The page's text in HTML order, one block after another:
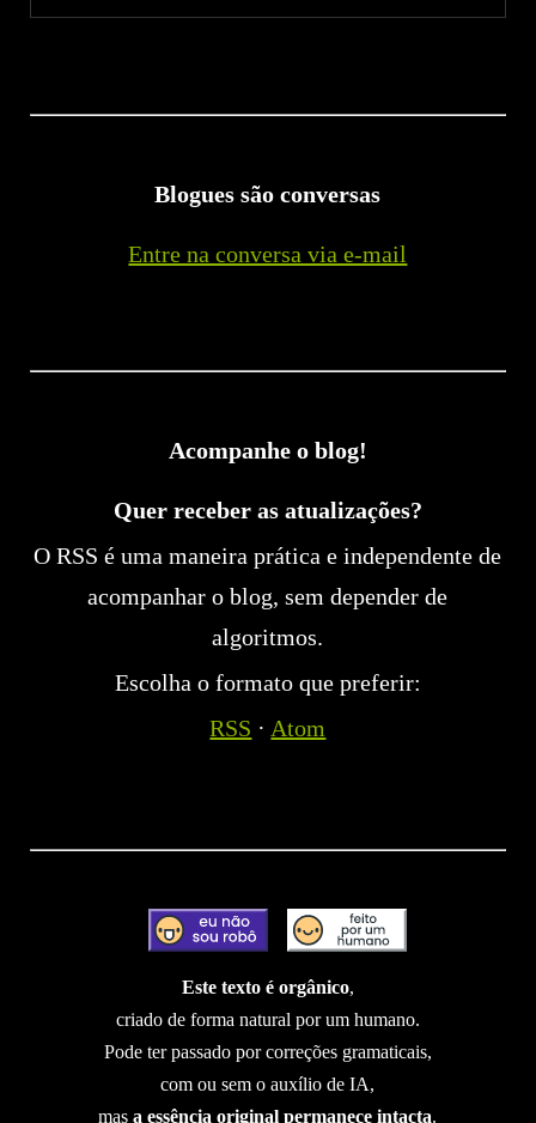
Blogues são conversas
Entre na conversa via e-mail
Acompanhe o blog!
Quer receber as atualizações?
O RSS é uma maneira prática e independente de
acompanhar o blog, sem depender de
algoritmos.
Escolha o formato que preferir:
RSS · Atom
Este texto é orgânico,
criado de forma natural por um humano.
Pode ter passado por correções gramaticais,
com ou sem o auxílio de IA,
masa essência original permanece intacta.